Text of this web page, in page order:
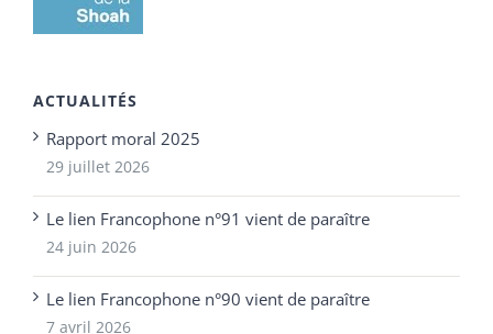
ACTUALITÉS
Rapport moral 2025
29 juillet 2026
Le lien Francophone n°91 vient de paraître
24 juin 2026
Le lien Francophone n°90 vient de paraître
7 avril 2026